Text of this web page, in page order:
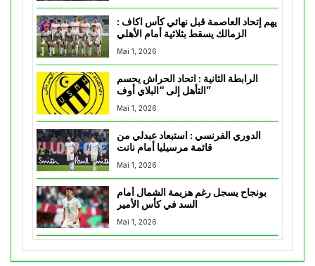
يهم إتحاد العاصمة قبل نهائي كأس اكاف :
Mai 1, 2026
الرابطة الثانية : اتحاد الحراش يحسم
التأهل إلى “البلاي أوف”
Mai 1, 2026
الدوري الفرنسي : استبعاد عبدلي من
قائمة مرسيليا أمام نانت
Mai 1, 2026
بونجاح يسجل رغم هزيمة الشمال أمام
السد في كأس الأمير
Mai 1, 2026